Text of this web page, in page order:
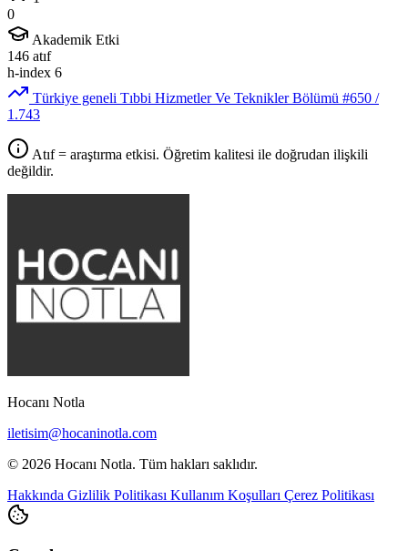
0
Akademik Etki
146 atıf
h-index 6
Türkiye geneli Tıbbi Hizmetler Ve Teknikler Bölümü #650 /
1.743
Atıf = araştırma etkisi. Öğretim kalitesi ile doğrudan ilişkili
değildir.
Hocanı Notla
iletisim@hocaninotla.com
© 2026 Hocanı Notla. Tüm hakları saklıdır.
Hakkında Gizlilik Politikası Kullanım Koşulları Çerez Politikası